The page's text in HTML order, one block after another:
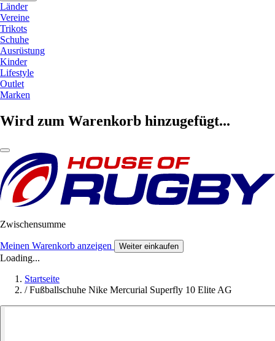
Länder
Vereine
Trikots
Schuhe
Ausrüstung
Kinder
Lifestyle
Outlet
Marken
Wird zum Warenkorb hinzugefügt...
Zwischensumme
Meinen Warenkorb anzeigen Weiter einkaufen
Loading...
Startseite
/ Fußballschuhe Nike Mercurial Superfly 10 Elite AG